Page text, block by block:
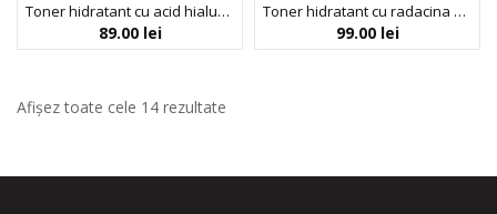
Toner hidratant cu acid hialuronic, Hyaluronic acid line, Isntree, 200ml
89.00 lei
Toner hidratant cu radacina de igname, Yam root line, Isntree, 200ml
99.00 lei
Afișez toate cele 14 rezultate